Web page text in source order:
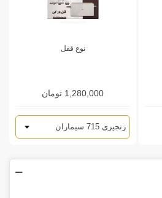
نوع قفل
1,280,000 تومان